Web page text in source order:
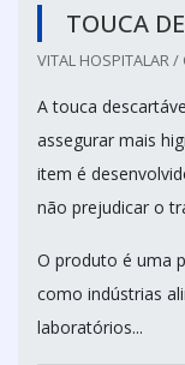
TOUCA
VITAL HOSPITALAR /
A touca
assegurar mais
item é
não prejudicar o
O produto é uma
como indústrias
laboratórios...